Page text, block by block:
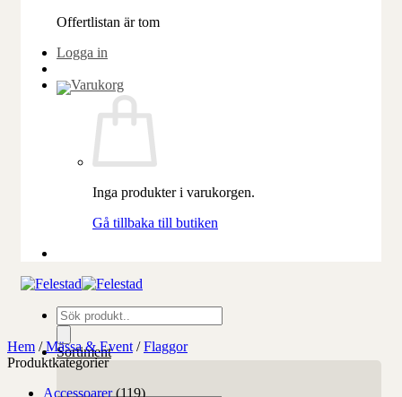
Offertlistan är tom
Logga in
Inga produkter i varukorgen.
Gå tillbaka till butiken
Produktsökning
Sortiment
Hem / Mässa & Event / Flaggor
Produktkategorier
Accessoarer (119)